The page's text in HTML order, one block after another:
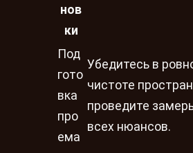
нов
ки
Под
гото
вка
про
ема
Убедитесь в
чистоте
проведите
всех нюансов.